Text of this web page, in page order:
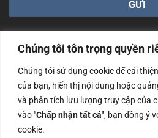
Chúng tôi tôn trọng quyền
Chúng tôi sử dụng cookie để cải
của bạn, hiển thị nội dung hoặc
và phân tích lưu lượng truy cập của
vào"Chấp nhận tất cả", bạn đồng ý
cookie.
Công ty TNHH Nam Bình Xương -
cấp ngày 14/06/2019 bởi Sở Kế
Nội
Copyrights @2023 Nam Binh